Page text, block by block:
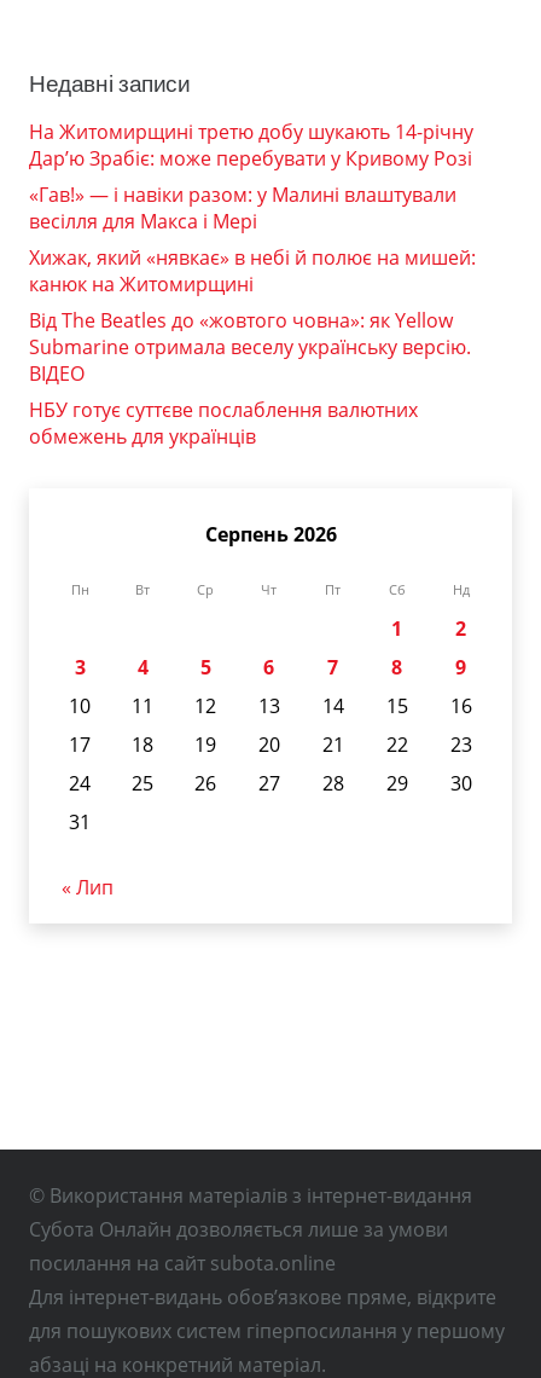
Недавні записи
На Житомирщині третю добу шукають 14-річну
Дар’ю Зрабіє: може перебувати у Кривому Розі
«Гав!» — і навіки разом: у Малині влаштували
весілля для Макса і Мері
Хижак, який «нявкає» в небі й полює на мишей:
канюк на Житомирщині
Від The Beatles до «жовтого човна»: як Yellow
Submarine отримала веселу українську версію.
ВІДЕО
НБУ готує суттєве послаблення валютних
обмежень для українців
Серпень 2026
Пн Вт Ср Чт Пт Сб Нд
1
2
3
4 5 6 7 8
9
10
11 12 13 14 15
16
17
18 19 20 21 22
23
24
25 26 27 28 29
30
31
« Лип
© Використання матеріалів з інтернет-видання
Субота Онлайн дозволяється лише за умови
посилання на сайт subota.online
Для інтернет-видань обов’язкове пряме, відкрите
для пошукових систем гіперпосилання у першому
абзаці на конкретний матеріал.